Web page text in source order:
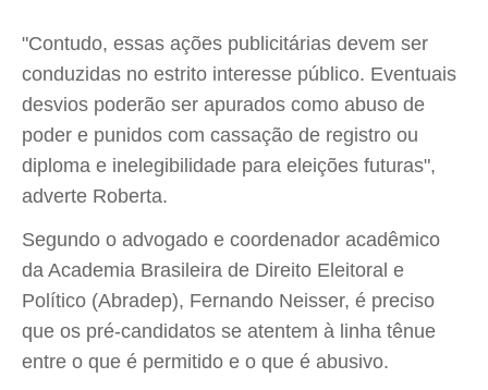
"Contudo, essas ações publicitárias devem ser
conduzidas no estrito interesse público. Eventuais
desvios poderão ser apurados como abuso de
poder e punidos com cassação de registro ou
diploma e inelegibilidade para eleições futuras",
adverte Roberta.
Segundo o advogado e coordenador acadêmico
da Academia Brasileira de Direito Eleitoral e
Político (Abradep), Fernando Neisser, é preciso
que os pré-candidatos se atentem à linha tênue
entre o que é permitido e o que é abusivo.